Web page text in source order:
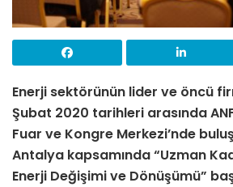
Enerji sektörünün lider ve öncü
Şubat 2020 tarihleri arasında
Fuar ve Kongre Merkezi’nde
Antalya kapsamında “Uzman
Enerji Değişimi ve Dönüşümü”